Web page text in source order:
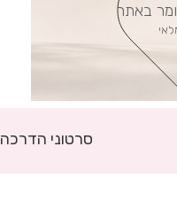
באתר
סרטוני הדרכה